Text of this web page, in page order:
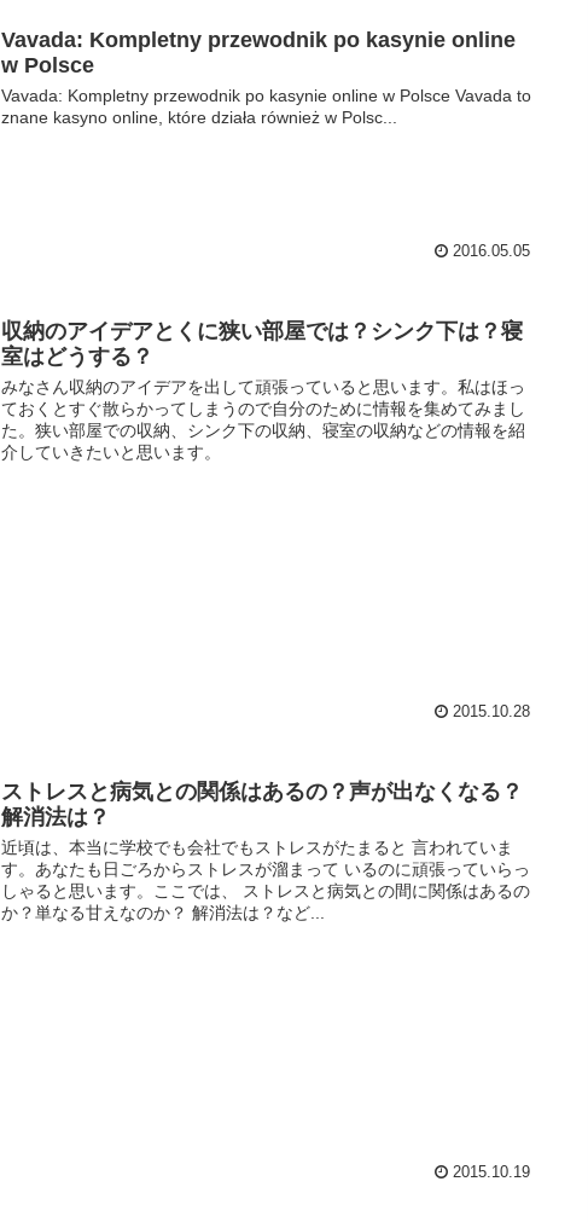
Vavada: Kompletny przewodnik po kasynie online
w Polsce
Vavada: Kompletny przewodnik po kasynie online w Polsce Vavada to
znane kasyno online, które działa również w Polsc...
2016.05.05
収納のアイデアとくに狭い部屋では？シンク下は？寝
室はどうする？
みなさん収納のアイデアを出して頑張っていると思います。私はほっ
ておくとすぐ散らかってしまうので自分のために情報を集めてみまし
た。狭い部屋での収納、シンク下の収納、寝室の収納などの情報を紹
介していきたいと思います。
2015.10.28
ストレスと病気との関係はあるの？声が出なくなる？
解消法は？
近頃は、本当に学校でも会社でもストレスがたまると 言われていま
す。あなたも日ごろからストレスが溜まって いるのに頑張っていらっ
しゃると思います。ここでは、 ストレスと病気との間に関係はあるの
か？単なる甘えなのか？ 解消法は？など...
2015.10.19